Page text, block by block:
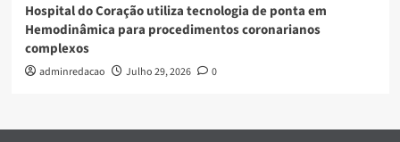
Hospital do Coração utiliza tecnologia de ponta em
Hemodinâmica para procedimentos coronarianos
complexos
adminredacao Julho 29, 2026 0